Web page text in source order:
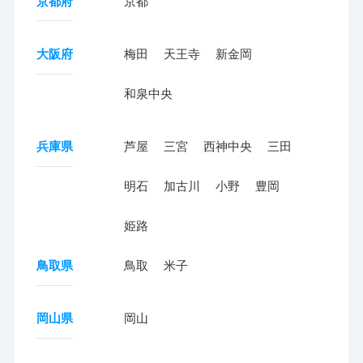
大阪府 梅田 天王寺 新金岡
和泉中央
兵庫県 芦屋 三宮 西神中央 三田
明石 加古川 小野 豊岡
姫路
鳥取県 鳥取 米子
岡山県 岡山